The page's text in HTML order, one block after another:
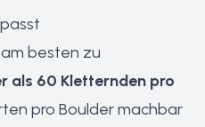
besten zu
als 60 Kletternden pro
pro Boulder machbar